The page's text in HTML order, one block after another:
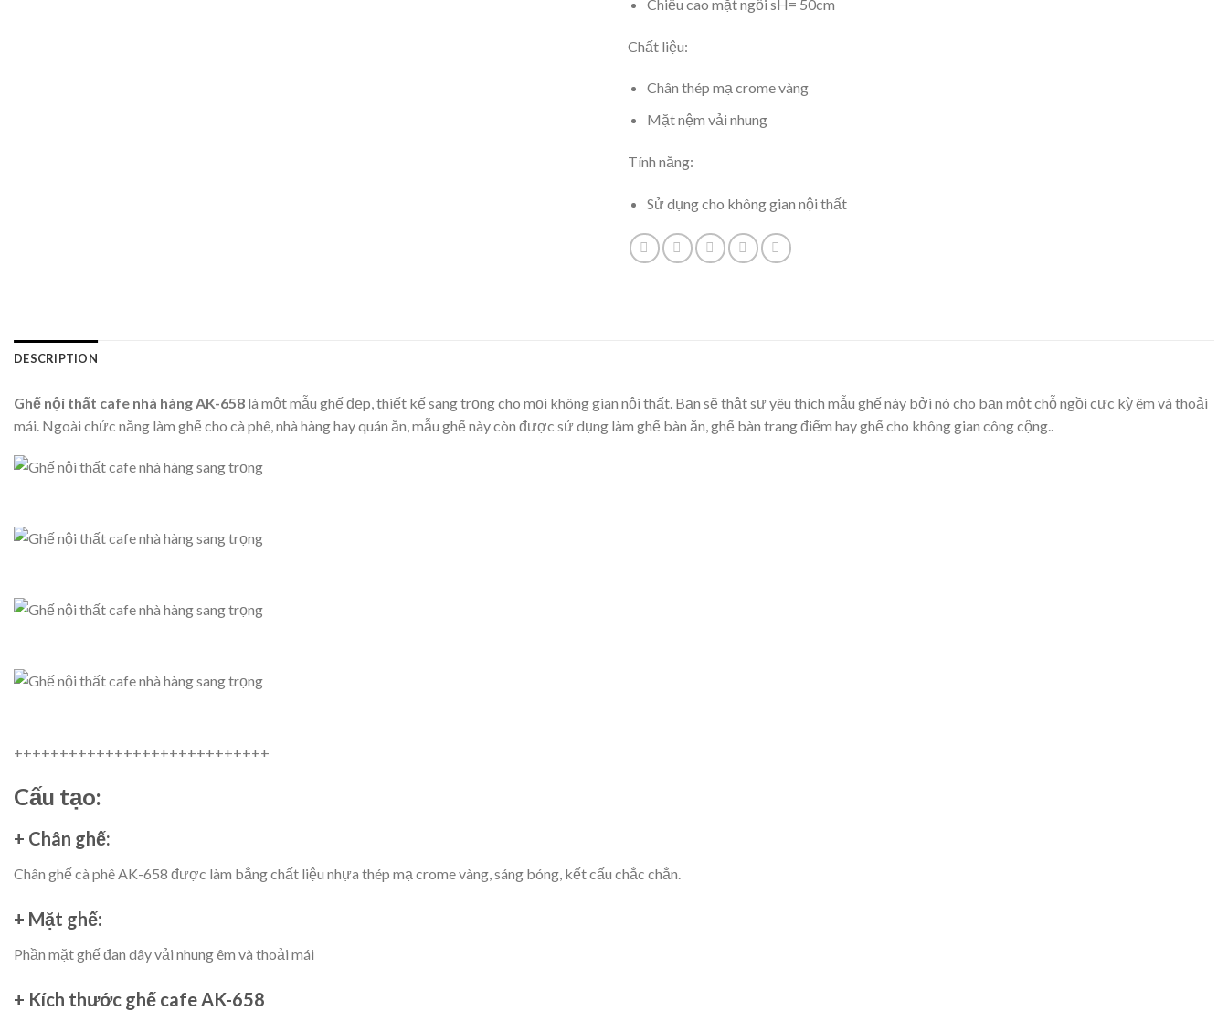
Chiều cao mặt ngồi sH= 50cm
Chất liệu:
Chân thép mạ crome vàng
Mặt nệm vải nhung
Tính năng:
Sử dụng cho không gian nội thất
DESCRIPTION
Ghế nội thất cafe nhà hàng AK-658 là một mẫu ghế đẹp, thiết kế sang trọng cho mọi không gian nội thất. Bạn sẽ thật sự yêu thích mẫu ghế này bởi nó cho bạn một chỗ ngồi cực kỳ êm và thoải
mái. Ngoài chức năng làm ghế cho cà phê, nhà hàng hay quán ăn, mẫu ghế này còn được sử dụng làm ghế bàn ăn, ghế bàn trang điểm hay ghế cho không gian công cộng..
++++++++++++++++++++++++++++
Cấu tạo:
+ Chân ghế:
Chân ghế cà phê AK-658 được làm bằng chất liệu nhựa thép mạ crome vàng, sáng bóng, kết cấu chắc chắn.
+ Mặt ghế:
Phần mặt ghế đan dây vải nhung êm và thoải mái
+ Kích thước ghế cafe AK-658